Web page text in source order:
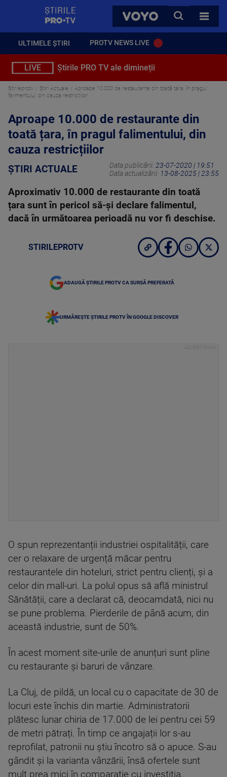
VOYO
CAUTA
TOATE
ULTIMELE ȘTIRI PROTV NEWS LIVE
LIVE Știrile PRO TV ale dimineții
Stirileprotv Știri Actuale
Aproape 10.000 de restaurante din toată țara, în pragul
falimentului, din cauza restricțiilor
Aproape 10.000 de restaurante din
toată țara, în pragul falimentului, din
cauza restricțiilor
ȘTIRI ACTUALE Data publicării: 23-07-2020 | 19:51
Data actualizării: 13-08-2025 | 23:55
Aproximativ 10.000 de restaurante din toată
țara sunt în pericol să-și declare falimentul,
dacă în următoarea perioadă nu vor fi deschise.
STIRILEPROTV
ADAUGĂ ȘTIRILE PROTV CA SURSĂ PREFERATĂ
URMĂREȘTE ȘTIRILE PROTV ÎN GOOGLE DISCOVER
O spun reprezentanții industriei ospitalității, care
cer o relaxare de urgență măcar pentru
restaurantele din hoteluri, strict pentru clienți, și a
celor din mall-uri. La polul opus să află ministrul
Sănătății, care a declarat că, deocamdată, nici nu
se pune problema. Pierderile de până acum, din
această industrie, sunt de 50%.
În acest moment site-urile de anunțuri sunt pline
cu restaurante și baruri de vânzare.
La Cluj, de pildă, un local cu o capacitate de 30 de
locuri este închis din martie. Administratorii
plătesc lunar chiria de 17.000 de lei pentru cei 59
de metri pătrați. În timp ce angajații lor s-au
reprofilat, patronii nu știu încotro să o apuce. S-au
gândit și la varianta vânzării, însă ofertele sunt
mult prea mici în comparație cu investiția.